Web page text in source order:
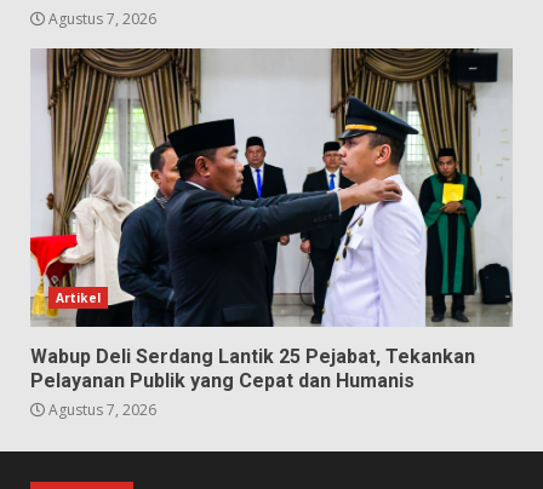
Agustus 7, 2026
Artikel
Wabup Deli Serdang Lantik 25 Pejabat, Tekankan
Pelayanan Publik yang Cepat dan Humanis
Agustus 7, 2026